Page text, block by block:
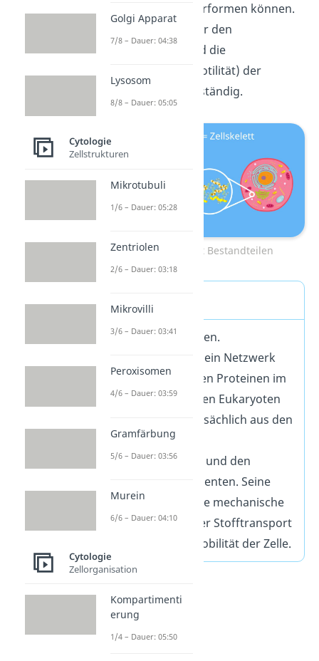
nicht allzu stark verformen können.
Außerdem ist es für den
Stofftransport
und die
(Motilität) der
gesamten Zelle zuständig.
Cytoskelett mit Bestandteilen
Definition
Das Cytoskelett (en.
cytoskeleton) ist ein Netzwerk
aus verschiedenen Proteinen im
Cytoplasma. In den Eukaryoten
besteht es hauptsächlich aus den
Mikrotubuli, den
Mikrofilamenten und den
Intermediärfilamenten. Seine
Aufgaben sind die mechanische
Stabilisierung, der Stofftransport
und die aktive Mobilität der Zelle.
Golgi Apparat
7/8 – Dauer: 04:38
Lysosom
8/8 – Dauer: 05:05
Cytologie
Zellstrukturen
Mikrotubuli
1/6 – Dauer: 05:28
Zentriolen
2/6 – Dauer: 03:18
Mikrovilli
3/6 – Dauer: 03:41
Peroxisomen
4/6 – Dauer: 03:59
Gramfärbung
5/6 – Dauer: 03:56
Murein
6/6 – Dauer: 04:10
Cytologie
Zellorganisation
Kompartimenti
erung
1/4 – Dauer: 05:50